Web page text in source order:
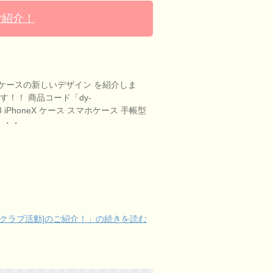
介！
ースの新しいデザイン を紹介しま
！！ 商品コード「dy-
iPhoneX ケース スマホケース 手帳型
・
ラブ活動]のご紹介！」の続きを読む